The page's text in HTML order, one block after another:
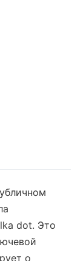
dot. Это
о